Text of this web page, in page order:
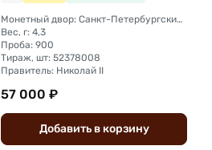
Монетный двор: Санкт-Петербургский монетный двор
Вес, г: 4,3
Проба: 900
Тираж, шт: 52378008
Правитель: Николай II
57 000 ₽
Добавить вкорзину